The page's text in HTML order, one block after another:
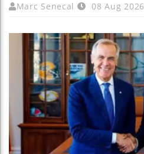
Marc Senecal 08 Aug 2026